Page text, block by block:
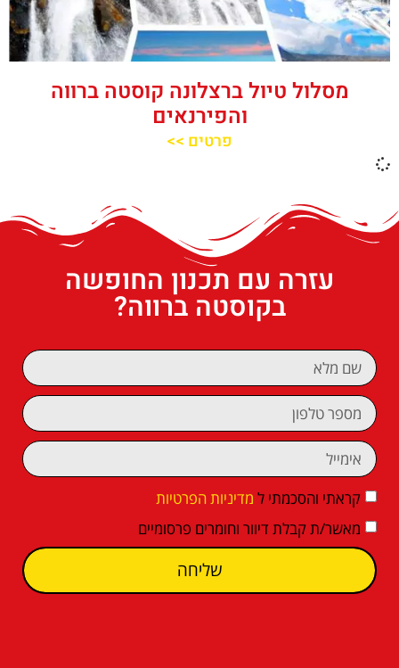
מסלול טיול ברצלונה קוסטה ברווה
והפירנאים
פרטים >>
עזרה עם תכנון החופשה
בקוסטה ברווה?
קראתי והסכמתי ל מדיניות הפרטיות
מאשר/ת קבלת דיוור וחומרים פרסומיים
שליחה